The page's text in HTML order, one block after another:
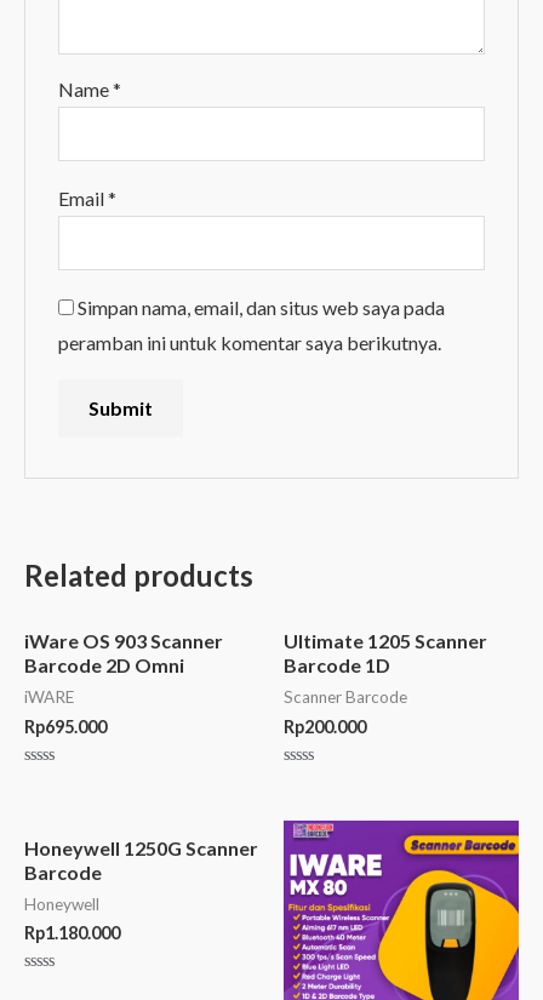
Name*
Email*
Simpan nama, email, dan situs web saya pada
peramban ini untuk komentar saya berikutnya.
Related products
iWare OS 903 Scanner
Barcode 2D Omni
iWARE
Rp695.000
5
Ultimate 1205 Scanner
Barcode 1D
Scanner Barcode
Rp200.000
of
Honeywell 1250G Scanner
Barcode
Honeywell
Rp1.180.000